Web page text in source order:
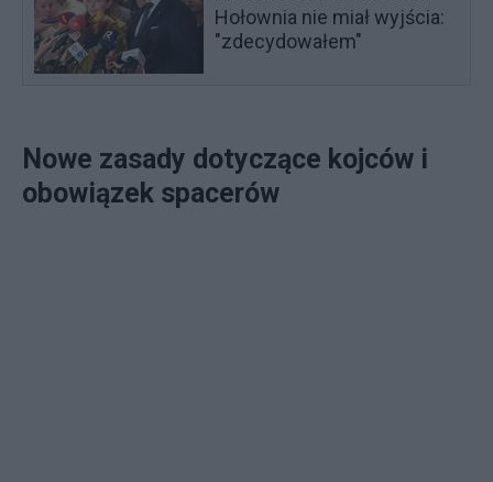
Hołownia nie miał wyjścia:
"zdecydowałem"
Nowe zasady dotyczące kojców i
obowiązek spacerów